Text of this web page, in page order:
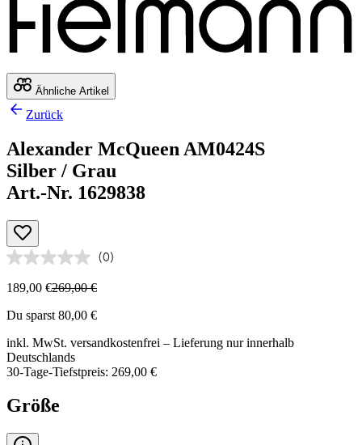
Ähnliche Artikel
Zurück
Alexander McQueen AM0424S
Silber / Grau
Art.-Nr. 1629838
(0)
189,00 €269,00 €
Du sparst 80,00 €
inkl. MwSt. versandkostenfrei – Lieferung nur innerhalb
Deutschlands
30-Tage-Tiefstpreis: 269,00 €
Größe